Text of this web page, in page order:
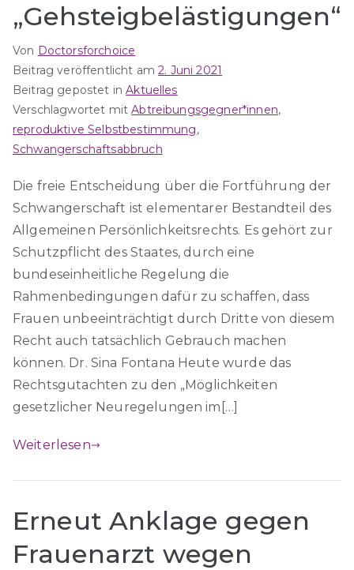
„Gehsteigbelästigungen“
Von Doctorsforchoice
Beitrag veröffentlicht am2. Juni 2021
Beitrag gepostet inAktuelles
Verschlagwortet mitAbtreibungsgegner*innen,
reproduktive Selbstbestimmung,
Schwangerschaftsabbruch
Die freie Entscheidung über die Fortführung der
Schwangerschaft ist elementarer Bestandteil des
Allgemeinen Persönlichkeitsrechts. Es gehört zur
Schutzpflicht des Staates, durch eine
bundeseinheitliche Regelung die
Rahmenbedingungen dafür zu schaffen, dass
Frauen unbeeinträchtigt durch Dritte von diesem
Recht auch tatsächlich Gebrauch machen
können. Dr. Sina Fontana Heute wurde das
Rechtsgutachten zu den „Möglichkeiten
gesetzlicher Neuregelungen im[…]
Weiterlesen
Erneut Anklage gegen
Frauenarzt wegen